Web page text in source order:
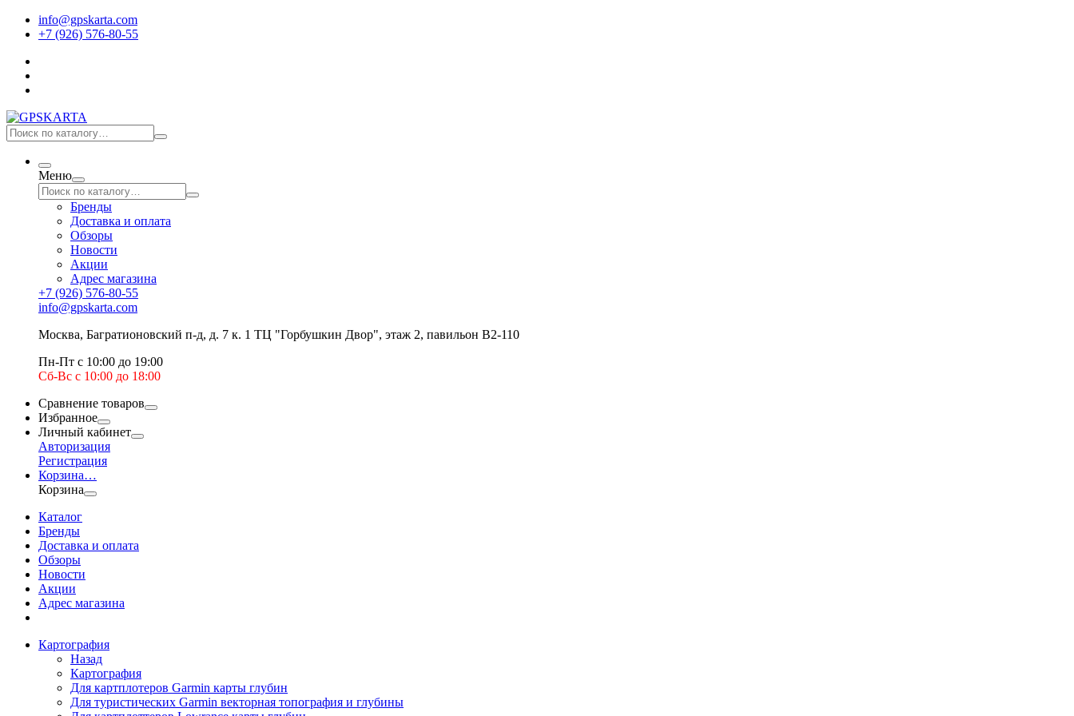
info@gpskarta.com
+7 (926) 576-80-55
Меню
Бренды
Доставка и оплата
Обзоры
Новости
Акции
Адрес магазина
+7 (926) 576-80-55
info@gpskarta.com
Москва, Багратионовский п-д, д. 7 к. 1 ТЦ "Горбушкин Двор", этаж 2, павильон B2-110
Пн-Пт с 10:00 до 19:00
Сб-Вс с 10:00 до 18:00
Сравнение товаров
Избранное
Личный кабинет
Авторизация
Регистрация
Корзина…
Корзина
Каталог
Бренды
Доставка и оплата
Обзоры
Новости
Акции
Адрес магазина
Картография
Назад
Картография
Для картплотеров Garmin карты глубин
Для туристических Garmin векторная топография и глубины